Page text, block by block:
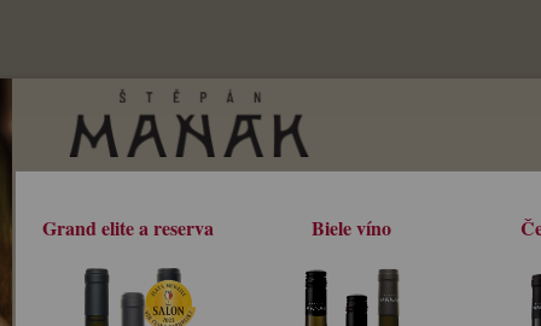
Grand elite a reserva Biele víno